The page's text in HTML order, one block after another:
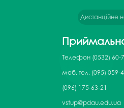
Дистанційне
Телефон (0532) 60-
моб. тел. (095) 059-
(096) 175-63-21
vstup@pdau.edu.ua